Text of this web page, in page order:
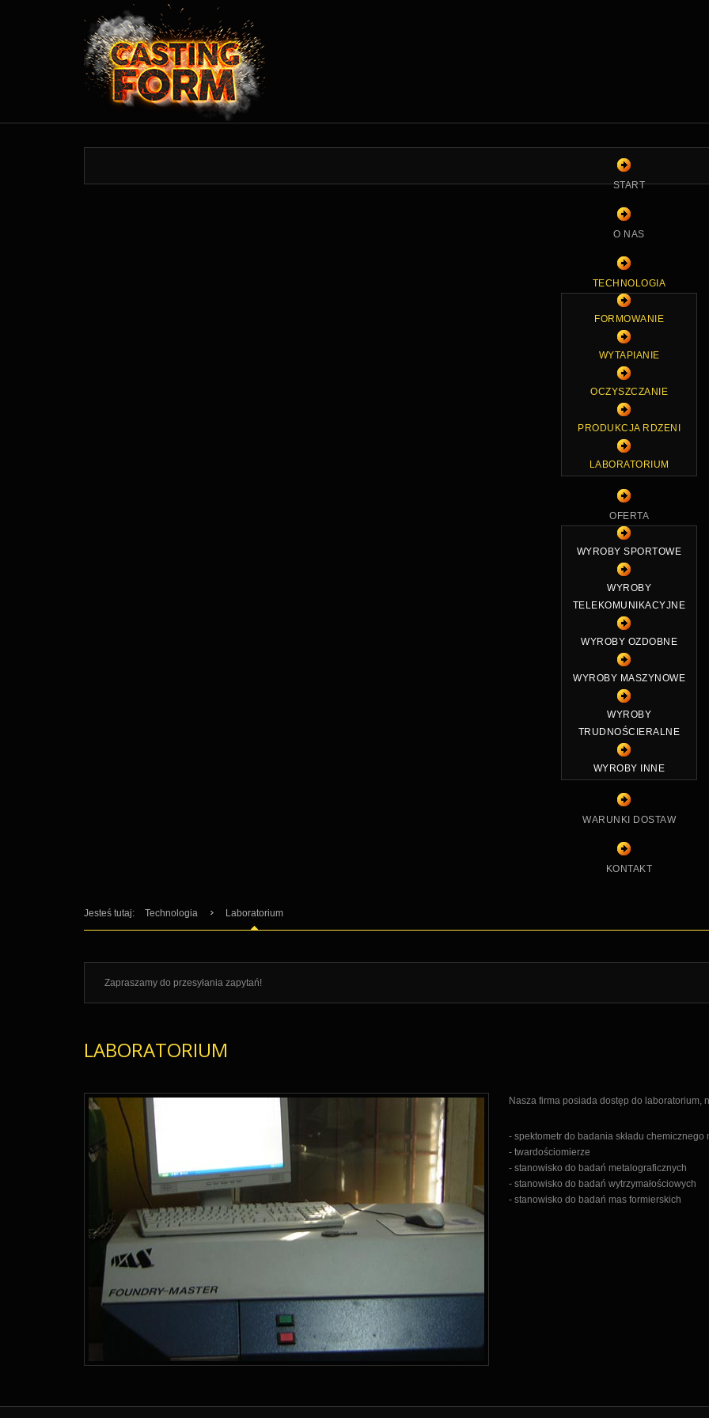
START
O NAS
TECHNOLOGIA
FORMOWANIE
WYTAPIANIE
OCZYSZCZANIE
PRODUKCJA RDZENI
LABORATORIUM
OFERTA
WYROBY SPORTOWE
WYROBY
TELEKOMUNIKACYJNE
WYROBY OZDOBNE
WYROBY MASZYNOWE
WYROBY
TRUDNOŚCIERALNE
WYROBY INNE
WARUNKI DOSTAW
KONTAKT
Jesteś tutaj: Technologia Laboratorium
Zapraszamy do przesyłania zapytań!
LABORATORIUM
Nasza firma posiada dostęp do laboratorium,
- spektometr do badania składu chemicznego
- twardościomierze
- stanowisko do badań metalograficznych
- stanowisko do badań wytrzymałościowych
- stanowisko do badań mas formierskich